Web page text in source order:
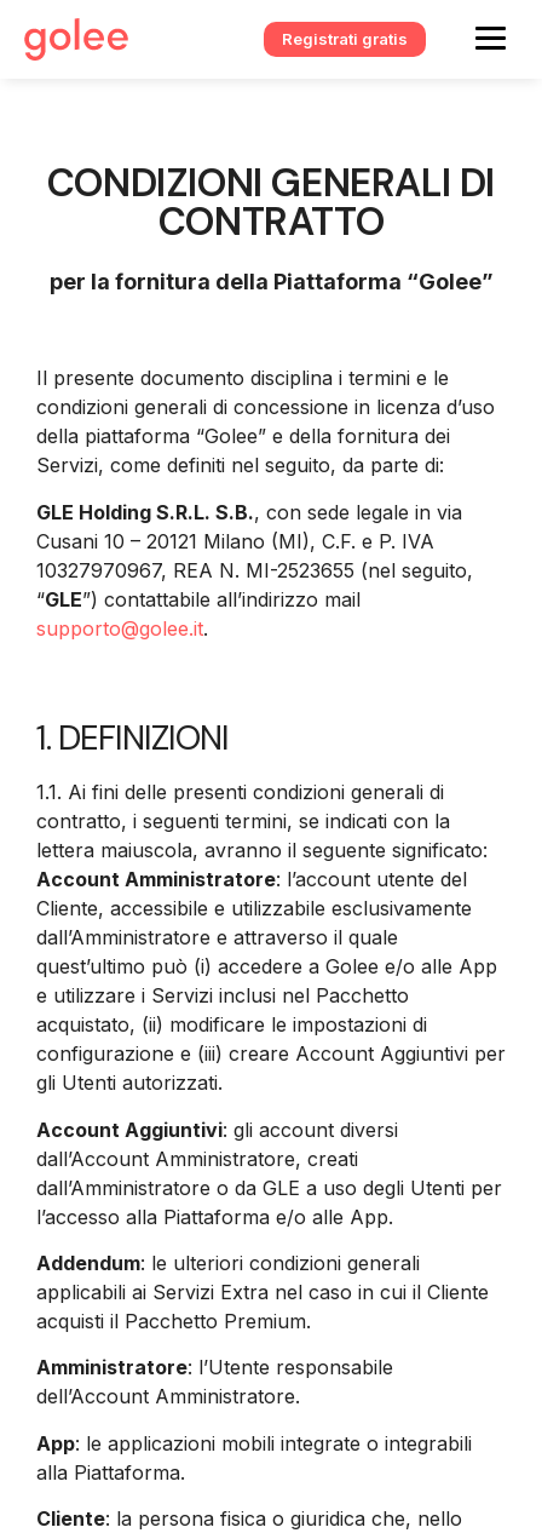
Registrati gratis
CONDIZIONI GENERALI DI
CONTRATTO
per la fornitura della Piattaforma “Golee”
Il presente documento disciplina i termini e le
condizioni generali di concessione in licenza d’uso
della piattaforma “Golee” e della fornitura dei
Servizi, come definiti nel seguito, da parte di:
GLE Holding S.R.L. S.B., con sede legale in via
Cusani 10 – 20121 Milano (MI), C.F. e P. IVA
10327970967, REA N. MI-2523655 (nel seguito,
“GLE”) contattabile all’indirizzo mail
supporto@golee.it.
1. DEFINIZIONI
1.1. Ai fini delle presenti condizioni generali di
contratto, i seguenti termini, se indicati con la
lettera maiuscola, avranno il seguente significato:
Account Amministratore: l’account utente del
Cliente, accessibile e utilizzabile esclusivamente
dall’Amministratore e attraverso il quale
quest’ultimo può (i) accedere a Golee e/o alle App
e utilizzare i Servizi inclusi nel Pacchetto
acquistato, (ii) modificare le impostazioni di
configurazione e (iii) creare Account Aggiuntivi per
gli Utenti autorizzati.
Account Aggiuntivi: gli account diversi
dall’Account Amministratore, creati
dall’Amministratore o da GLE a uso degli Utenti per
l’accesso alla Piattaforma e/o alle App.
Addendum: le ulteriori condizioni generali
applicabili ai Servizi Extra nel caso in cui il Cliente
acquisti il Pacchetto Premium.
Amministratore: l’Utente responsabile
dell’Account Amministratore.
App: le applicazioni mobili integrate o integrabili
alla Piattaforma.
Cliente: la persona fisica o giuridica che, nello